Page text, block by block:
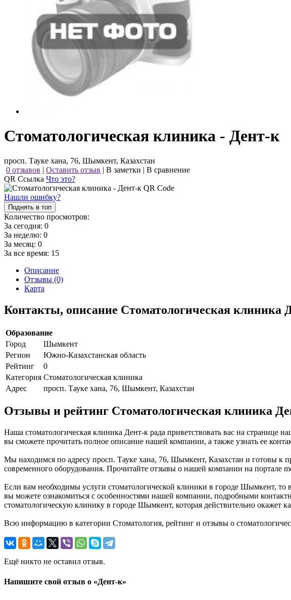
Стоматологическая клиника - Дент-к
просп. Тауке хана, 76, Шымкент, Казахстан
0 отзывов | Оставить отзыв | В заметки | В сравнение
QR Ссылка Что это?
Нашли ошибку?
Поднять в топ
Количество просмотров:
За сегодня: 0
За неделю: 0
За месяц: 0
За все время: 15
Описание
Отзывы (0)
Карта
Контакты, описание Стоматологическая клиника
Образование
Город
Шымкент
Регион
Южно-Казахстанская область
Рейтинг
0
Категория Стоматологическая клиника
Адрес
просп. Тауке хана, 76, Шымкент, Казахстан
Отзывы и рейтинг Стоматологическая клиника
Наша стоматологическая клиника Дент-к рада приветствовать вас на странице
вы сможете прочитать полное описание нашей компании, а также узнать ее
Мы находимся по адресу просп. Тауке хана, 76, Шымкент, Казахстан и готовы
современного оборудования. Прочитайте отзывы о нашей компании на портале
Если вам необходимы услуги стоматологической клиники в городе Шымкент,
вы можете ознакомиться с особенностями нашей компании, подробными
стоматологическую клинику в городе Шымкент, которая действительно окажет
Всю информацию в категории Стоматология, рейтинг и отзывы о
Ещё никто не оставил отзыв.
Напишите свой отзыв о «Дент-к»